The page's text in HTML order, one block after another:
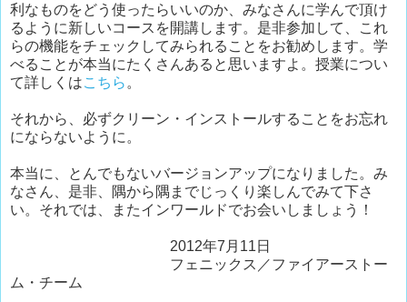
利なものをどう使ったらいいのか、みなさんに学んで頂け
るように新しいコースを開講します。是非参加して、これ
らの機能をチェックしてみられることをお勧めします。学
べることが本当にたくさんあると思いますよ。授業につい
て詳しくはこちら 。
それから、必ずクリーン・インストールすることをお忘れ
にならないように。
本当に、とんでもないバージョンアップになりました。み
なさん、是非、隅から隅までじっくり楽しんでみて下さ
い。それでは、またインワールドでお会いしましょう！
2012年7月11日
フェニックス／ファイアーストー
ム・チーム